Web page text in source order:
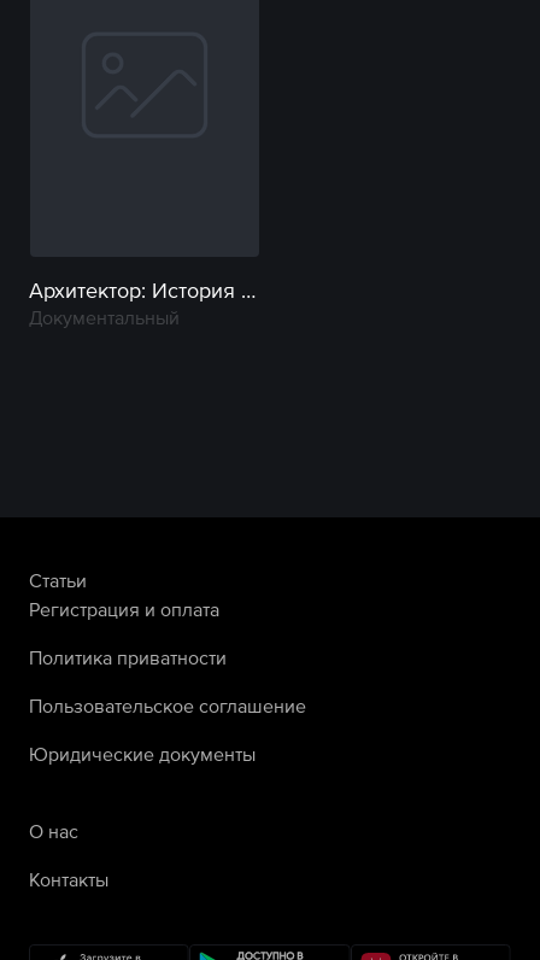
Архитектор: История Алексея Германа и его фильмов
Документальный
Статьи
Регистрация и оплата
Политика приватности
Пользовательское соглашение
Юридические документы
О нас
Контакты